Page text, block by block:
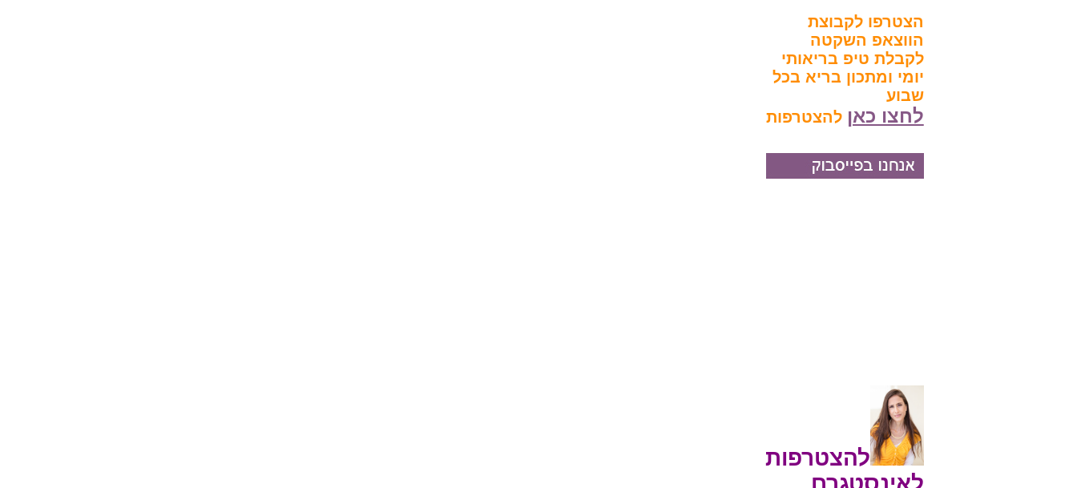
הצטרפו לקבוצת
הווצאפ השקטה
לקבלת טיפ בריאותי
יומי ומתכון בריא בכל
שבוע
לחצו כאן להצטרפות
להצטרפות